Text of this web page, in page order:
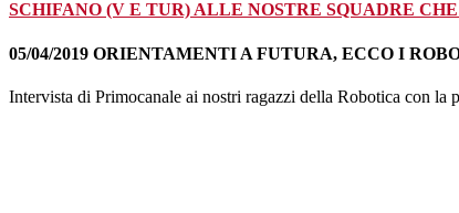
SCHIFANO (V E TUR) ALLE NOSTRE SQUADRE
05/04/2019 ORIENTAMENTI A FUTURA, ECCO I
Intervista di Primocanale ai nostri ragazzi della Robotica con la